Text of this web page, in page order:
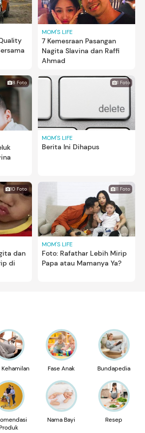
MOM'S LIFE
7 Kemesraan Pasangan
Nagita Slavina dan Raffi
Ahmad
8 Foto 1 Foto
MOM'S LIFE
Berita Ini Dihapus
10 Foto
dan
di
11 Foto
MOM'S LIFE
Foto: Rafathar Lebih Mirip
Papa atau Mamanya Ya?
Kehamilan Fase Anak Bundapedia
Nama Bayi Resep